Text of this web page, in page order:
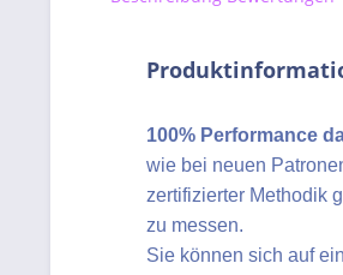
100% Performance
wie bei neuen
zertifizierter Methodik
zu messen.
Sie können sich auf